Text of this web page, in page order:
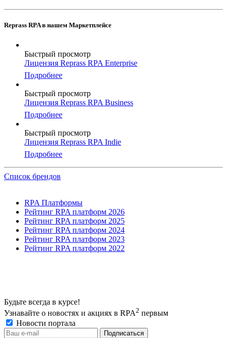
Reprass RPA в нашем Маркетплейсе
Быстрый просмотр
Лицензия Reprass RPA Enterprise
Подробнее
Быстрый просмотр
Лицензия Reprass RPA Business
Подробнее
Быстрый просмотр
Лицензия Reprass RPA Indie
Подробнее
Список брендов
RPA Платформы
Рейтинг RPA платформ 2026
Рейтинг RPA платформ 2025
Рейтинг RPA платформ 2024
Рейтинг RPA платформ 2023
Рейтинг RPA платформ 2022
Будьте всегда в курсе!
Узнавайте о новостях и акциях в RPA2 первым
Новости портала